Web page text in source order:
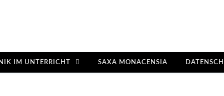
IM UNTERRICHT SAXA MONACENSIA